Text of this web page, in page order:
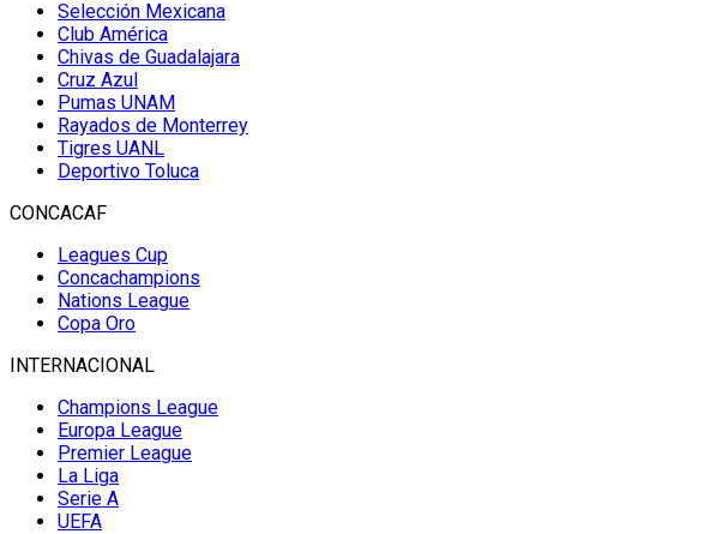
Selección Mexicana
Club América
Chivas de Guadalajara
Cruz Azul
Pumas UNAM
Rayados de Monterrey
Tigres UANL
Deportivo Toluca
CONCACAF
Leagues Cup
Concachampions
Nations League
Copa Oro
INTERNACIONAL
Champions League
Europa League
Premier League
La Liga
Serie A
UEFA